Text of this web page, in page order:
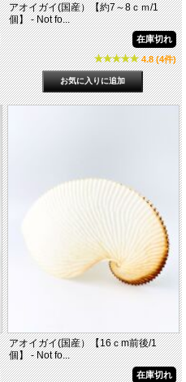
アオイガイ(国産）【約7～8ｃｍ/1
個】 - Not fo...
在庫切れ
4.8 (4件)
アオイガイ(国産）【16ｃm前後/1
個】 - Not fo...
在庫切れ